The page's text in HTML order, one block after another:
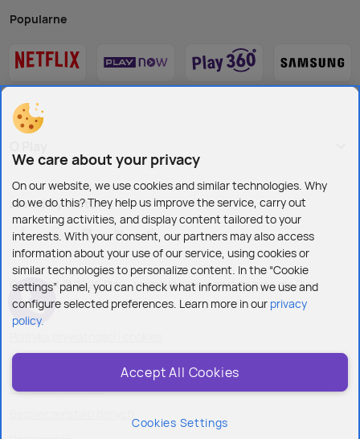
Popularne
Jesteśmy też tu:
Copyright © 2026 Play - wszelkie prawa zastrzeżone dla Play
Ustawienia plików cookies
Regulamin serwisu
We care about your privacy
On our website, we use cookies and similar technologies. Why
do we do this? They help us improve the service, carry out
marketing activities, and display content tailored to your
interests. With your consent, our partners may also access
information about your use of our service, using cookies or
similar technologies to personalize content. In the “Cookie
settings” panel, you can check what information we use and
configure selected preferences. Learn more in our privacy
policy.
Accept All Cookies
Cookies Settings